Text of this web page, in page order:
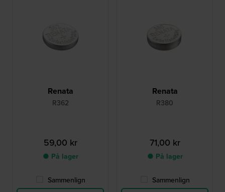
Renata
R362
59,00 kr
● På lager
Sammenlign
Renata
R380
71,00 kr
● På lager
Sammenlign